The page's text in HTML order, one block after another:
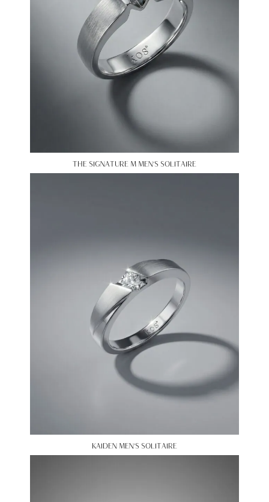
THE SIGNATURE M MEN’S SOLITAIRE
KAIDEN MEN’S SOLITAIRE